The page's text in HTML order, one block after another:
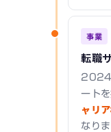
事業
転職
2024
ート
ャリ
なり